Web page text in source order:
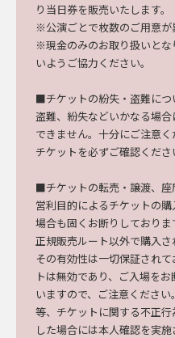
り当日券を販売いたします。
※公演ごとで枚数のご用意が
※現金のみのお取り扱いとな
いようご協力ください。
■チケットの紛失・盗難につ
盗難、紛失などいかなる場
できません。十分にご注意
チケットを必ずご確認くださ
■チケットの転売・譲渡、座
営利目的によるチケットの
場合も固くお断りしておりま
正規販売ルート以外で購入さ
その有効性は一切保証され
トは無効であり、ご入場を
いますので、ご注意ください。
等、チケットに関する不正
した場合には本人確認を実